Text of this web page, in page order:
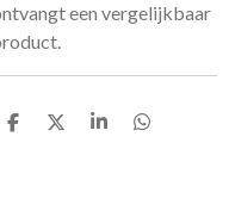
een vergelijkbaar
D
D
S
D